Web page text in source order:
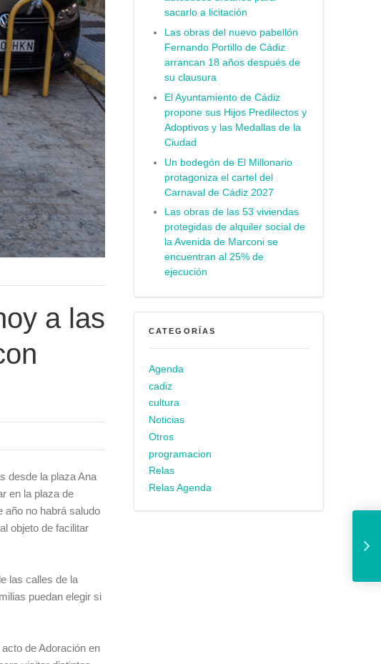
a las
desde la plaza Ana
en la plaza de
año no habrá saludo
objeto de facilitar
las calles de la
puedan elegir si
de Adoración en
sacarlo a licitación
Las obras del nuevo pabellón
Fernando Portillo de Cádiz
arrancan 18 años después de
su clausura
El Ayuntamiento de Cádiz
propone sus Hijos Predilectos y
Adoptivos y las Medallas de la
Ciudad
Un bodegón de El Millonario
protagoniza el cartel del
Carnaval de Cádiz 2027
Las obras de las 53 viviendas
protegidas de alquiler social de
la Avenida de Marconi se
encuentran al 25% de
ejecución
CATEGORÍAS
Agenda
cadiz
cultura
Noticias
Otros
programacion
Relas
Relas Agenda